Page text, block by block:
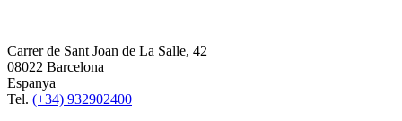
Carrer de Sant Joan de La Salle, 42
08022 Barcelona
Espanya
Tel. (+34) 932902400